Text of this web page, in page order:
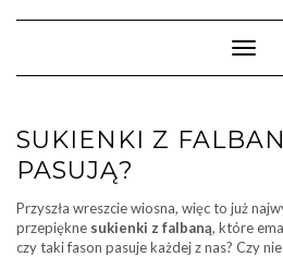
Toggle
SUKIENKI Z
PASUJĄ?
Przyszła wreszcie wiosna, więc to już
przepiękne sukienki z falbaną, które
czy taki fason pasuje każdej z nas? Czy